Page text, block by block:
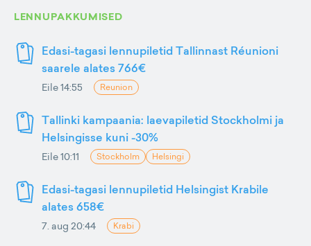
LENNUPAKKUMISED
Edasi-tagasi lennupiletid Tallinnast Réunioni
saarele alates 766€
Eile 14:55 Reunion
Tallinki kampaania: laevapiletid Stockholmi ja
Helsingisse kuni -30%
Eile 10:11 Stockholm Helsingi
Edasi-tagasi lennupiletid Helsingist Krabile
alates 658€
7. aug 20:44 Krabi